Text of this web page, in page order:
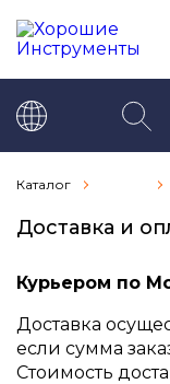
Каталог
Доставка и
Курьером по
Доставка
если сумма
Стоимость